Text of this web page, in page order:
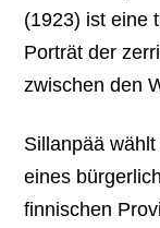
(1923) ist eine
Porträt der
zwischen den
Sillanpää
eines
finnischen